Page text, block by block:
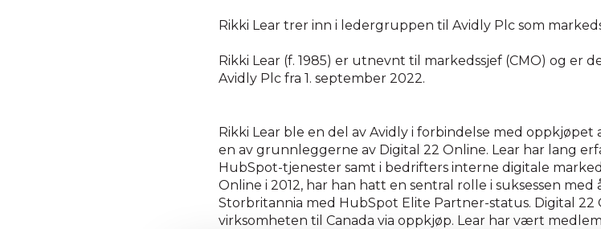
Rikki Lear trer inn i ledergruppen til Avidly Plc som
Rikki Lear (f. 1985) er utnevnt til markedssjef (CMO) og er
Avidly Plc fra 1. september 2022.
Rikki Lear ble en del av Avidly i forbindelse med oppkjøpet
en av grunnleggerne av Digital 22 Online. Lear har lang
HubSpot-tjenester samt i bedrifters interne digitale
Online i 2012, har han hatt en sentral rolle i suksessen
Storbritannia med HubSpot Elite Partner-status. Digital
virksomheten til Canada via oppkjøp. Lear har vært